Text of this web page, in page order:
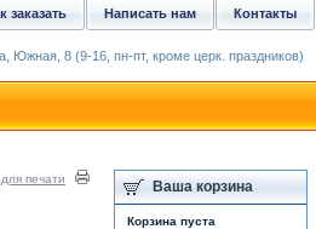
печати Ваша корзина
Корзина пуста
Контакты
Написать нам
заказать
Южная, 8 (9-16, пн-пт, кроме церк. праздников)